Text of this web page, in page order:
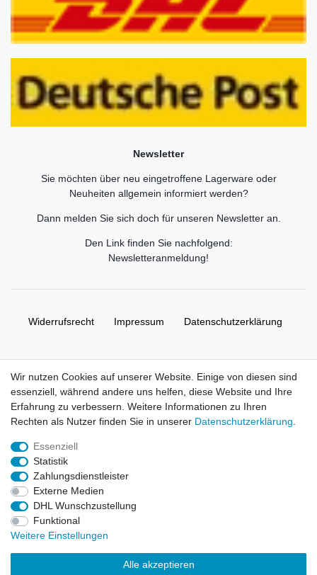
Newsletter
Sie möchten über neu eingetroffene Lagerware oder
Neuheiten allgemein informiert werden?
Dann melden Sie sich doch für unseren Newsletter an.
Den Link finden Sie nachfolgend:
Newsletteranmeldung!
Widerrufs­recht Impressum Daten­schutz­erklärung
© Copyright 2026 | Alle Rechte vorbehalten. HL-
Handelsgesellschaft mbH.
Alle Markennamen, Warenzeichen sowie sämtliche Produktbilder
und Beschreibungen sind Eigentum Ihrer rechtmäßigen
Eigentümer und dienen hier nur der Beschreibung.
Preise nur für registrierte Händler, ansonsten zeigt der Shop 0,00
€
LEGO, das LEGO Logo, die Minifigur, DUPLO, LEGENDS OF
CHIMA, NINJAGO, BIONICLE, MINDSTORMS und MIXELS sind
Wir nutzen Cookies auf unserer Website. Einige von diesen sind
essenziell, während andere uns helfen, diese Website und Ihre
Erfahrung zu verbessern. Weitere Informationen zu Ihren
Rechten als Nutzer finden Sie in unserer Daten­schutz­erklärung
Essenziell
Statistik
Zahlungsdienstleister
Externe Medien
DHL Wunschzustellung
Funktional
Weitere Einstellungen
Alle akzeptieren